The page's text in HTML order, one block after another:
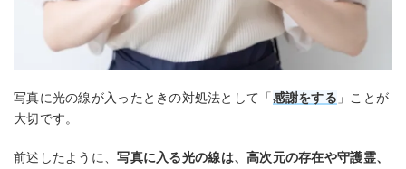
写真に光の線が入ったときの対処法として「感謝をする 」ことが
大切です。
前述したように、写真に入る光の線は、高次元の存在や守護霊、